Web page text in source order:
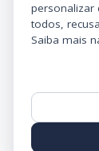
personalizar
todos,
Saiba mais